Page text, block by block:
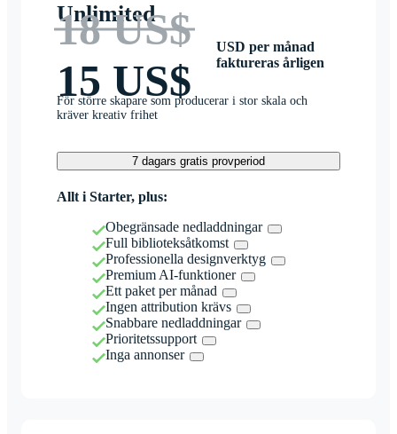
Unlimited
18 US$
15 US$
USD per månad
faktureras årligen
För större skapare som producerar i stor skala och
kräver kreativ frihet
7 dagars gratis provperiod
Allt i Starter, plus:
Obegränsade nedladdningar
Full biblioteksåtkomst
Professionella designverktyg
Premium AI-funktioner
Ett paket per månad
Ingen attribution krävs
Snabbare nedladdningar
Prioritetssupport
Inga annonser